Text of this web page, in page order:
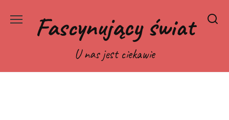
содержаниюFascynujący świat
U nas jest ciekawie